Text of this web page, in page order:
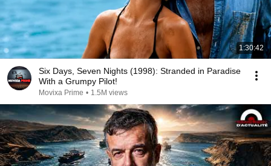
1:30:42
Six Days, Seven Nights (1998): Stranded in Paradise
With a Grumpy Pilot!
Movixa Prime • 1.5M views